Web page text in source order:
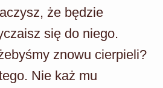
że będzie
się do niego.
znowu cierpieli?
Nie każ mu